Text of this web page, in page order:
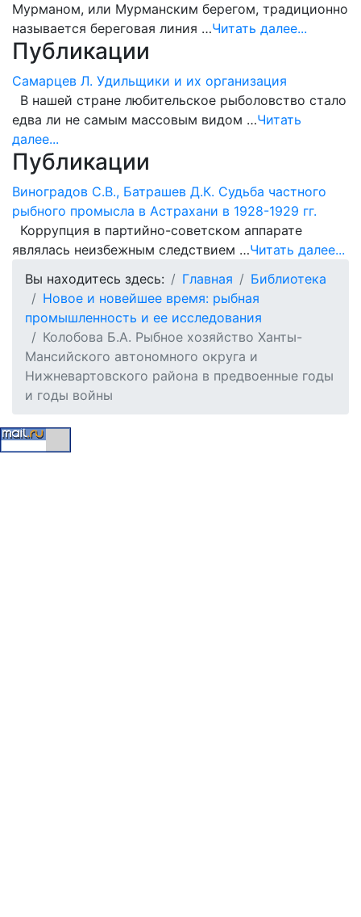
Мурманом, или Мурманским берегом, традиционно
называется береговая линия …Читать далее...
Публикации
Самарцев Л. Удильщики и их организация
В нашей стране любительское рыболовство стало
едва ли не самым массовым видом …Читать
далее...
Публикации
Виноградов С.В., Батрашев Д.К. Судьба частного
рыбного промысла в Астрахани в 1928-1929 гг.
Коррупция в партийно-советском аппарате
являлась неизбежным следствием …Читать далее...
Вы находитесь здесь:
Главная
Библиотека
Новое и новейшее время: рыбная
промышленность и ее исследования
Колобова Б.А. Рыбное хозяйство Ханты-
Мансийского автономного округа и
Нижневартовского района в предвоенные годы
и годы войны